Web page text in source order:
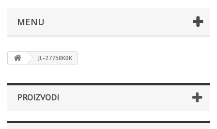
MENU
JL-2775BKBK
PROIZVODI